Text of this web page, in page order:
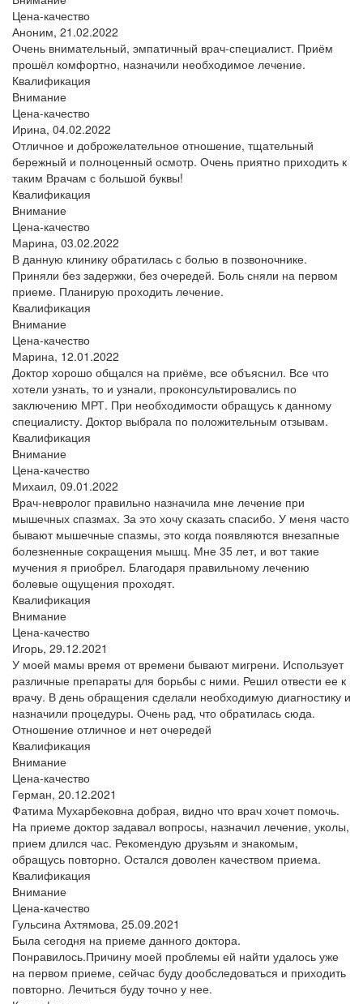
Цена-качество
Аноним, 21.02.2022
Очень внимательный, эмпатичный врач-специалист. Приём
прошёл комфортно, назначили необходимое лечение.
Квалификация
Внимание
Цена-качество
Ирина, 04.02.2022
Отличное и доброжелательное отношение, тщательный
бережный и полноценный осмотр. Очень приятно приходить к
таким Врачам с большой буквы!
Квалификация
Внимание
Цена-качество
Марина, 03.02.2022
В данную клинику обратилась с болью в позвоночнике.
Приняли без задержки, без очередей. Боль сняли на первом
приеме. Планирую проходить лечение.
Квалификация
Внимание
Цена-качество
Марина, 12.01.2022
Доктор хорошо общался на приёме, все объяснил. Все что
хотели узнать, то и узнали, проконсультировались по
заключению МРТ. При необходимости обращусь к данному
специалисту. Доктор выбрала по положительным отзывам.
Квалификация
Внимание
Цена-качество
Михаил, 09.01.2022
Врач-невролог правильно назначила мне лечение при
мышечных спазмах. За это хочу сказать спасибо. У меня часто
бывают мышечные спазмы, это когда появляются внезапные
болезненные сокращения мышц. Мне 35 лет, и вот такие
мучения я приобрел. Благодаря правильному лечению
болевые ощущения проходят.
Квалификация
Внимание
Цена-качество
Игорь, 29.12.2021
У моей мамы время от времени бывают мигрени. Использует
различные препараты для борьбы с ними. Решил отвести ее к
врачу. В день обращения сделали необходимую диагностику и
назначили процедуры. Очень рад, что обратилась сюда.
Отношение отличное и нет очередей
Квалификация
Внимание
Цена-качество
Герман, 20.12.2021
Фатима Мухарбековна добрая, видно что врач хочет помочь.
На приеме доктор задавал вопросы, назначил лечение, уколы,
прием длился час. Рекомендую друзьям и знакомым,
обращусь повторно. Остался доволен качеством приема.
Квалификация
Внимание
Цена-качество
Гульсина Ахтямова, 25.09.2021
Была сегодня на приеме данного доктора.
Понравилось.Причину моей проблемы ей найти удалось уже
на первом приеме, сейчас буду дообследоваться и приходить
повторно. Лечиться буду точно у нее.